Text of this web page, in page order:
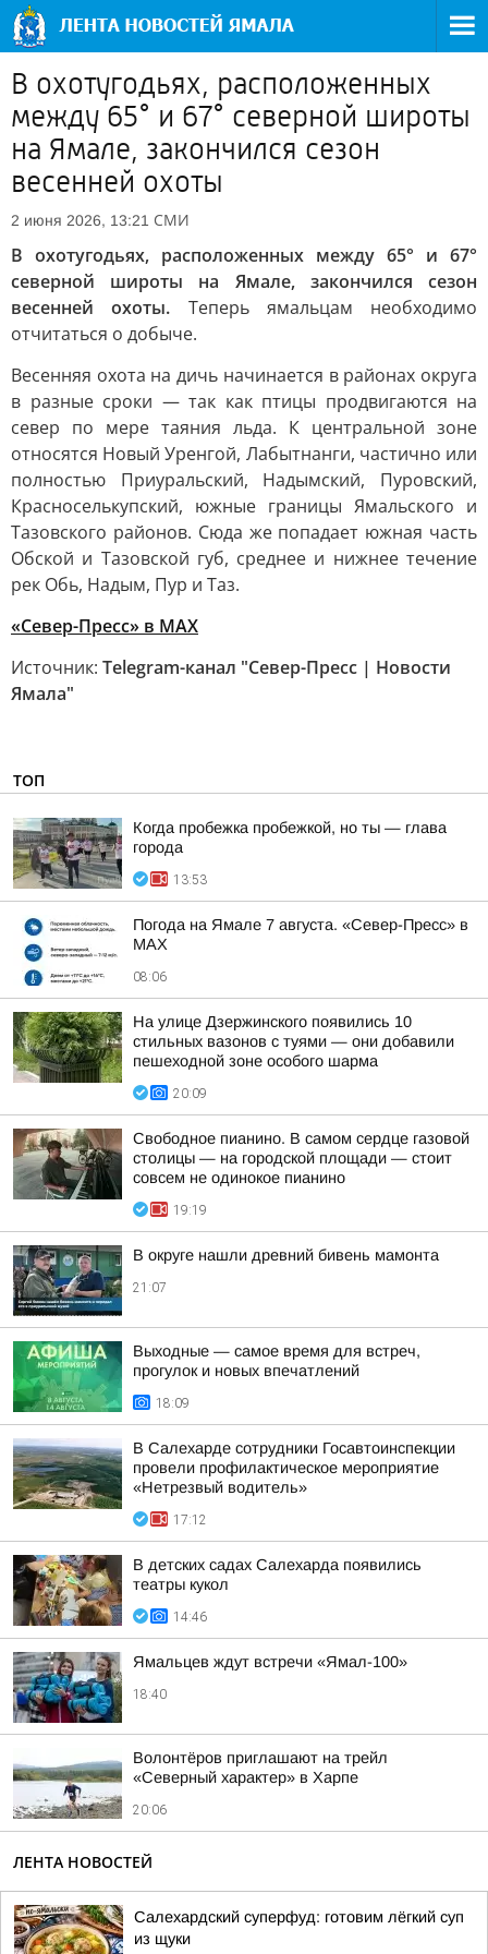
В охотугодьях, расположенных
между 65° и 67° северной широты
на Ямале, закончился сезон
весенней охоты
2 июня 2026, 13:21 СМИ
В охотугодьях, расположенных между 65° и 67°
северной широты на Ямале, закончился сезон
весенней охоты. Теперь ямальцам необходимо
отчитаться о добыче.
Весенняя охота на дичь начинается в районах округа
в разные сроки — так как птицы продвигаются на
север по мере таяния льда. К центральной зоне
относятся Новый Уренгой, Лабытнанги, частично или
полностью Приуральский, Надымский, Пуровский,
Красноселькупский, южные границы Ямальского и
Тазовского районов. Сюда же попадает южная часть
Обской и Тазовской губ, среднее и нижнее течение
рек Обь, Надым, Пур и Таз.
«Север-Пресс» в MAX
Источник: Telegram-канал "Север-Пресс | Новости
Ямала"
ТОП
Когда пробежка пробежкой, но ты — глава
города
13:53
Погода на Ямале 7 августа. «Север-Пресс» в
MAX
08:06
На улице Дзержинского появились 10
стильных вазонов с туями — они добавили
пешеходной зоне особого шарма
20:09
Свободное пианино. В самом сердце газовой
столицы — на городской площади — стоит
совсем не одинокое пианино
19:19
В округе нашли древний бивень мамонта
21:07
Выходные — самое время для встреч,
прогулок и новых впечатлений
18:09
В Салехарде сотрудники Госавтоинспекции
провели профилактическое мероприятие
«Нетрезвый водитель»
17:12
В детских садах Салехарда появились
театры кукол
14:46
Ямальцев ждут встречи «Ямал-100»
18:40
Волонтёров приглашают на трейл
«Северный характер» в Харпе
20:06
ЛЕНТА НОВОСТЕЙ
Салехардский суперфуд: готовим лёгкий суп
из щуки